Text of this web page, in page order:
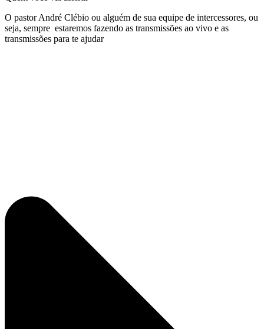
O pastor André Clébio ou alguém de sua equipe de intercessores, ou
seja, sempre estaremos fazendo as transmissões ao vivo e as
transmissões para te ajudar